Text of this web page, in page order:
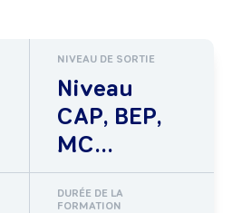
NIVEAU DE SORTIE
Niveau
CAP, BEP,
MC...
DURÉE DE LA
FORMATION